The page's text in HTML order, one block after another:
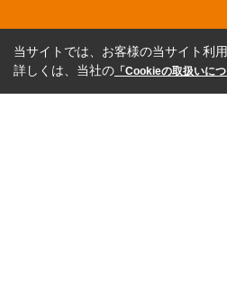
当サイトでは、お客様の当サイト利
詳しくは、当社の 「Cookieの取扱いにつ